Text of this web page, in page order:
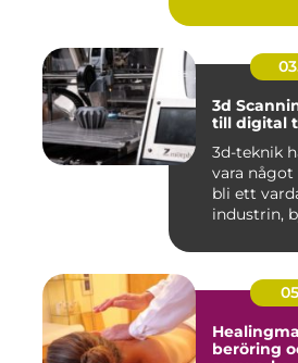
3d Scanning från
till digital
3d-teknik
vara
bli ett
industrin,
beröring